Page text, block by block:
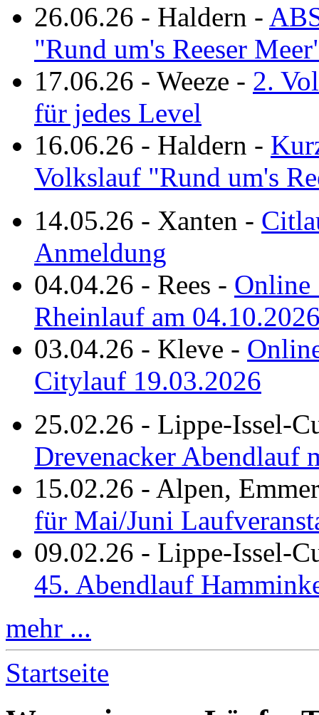
26.06.26 - Haldern -
"Rund um's Reeser
17.06.26 - Weeze - 2.
für jedes Level
16.06.26 - Haldern -
Volkslauf "Rund um's
14.05.26 - Xanten -
Anmeldung
04.04.26 - Rees - Online
Rheinlauf am
03.04.26 - Kleve -
Citylauf 19.03.2026
25.02.26 - Lippe-Issel-
Drevenacker Abendlauf
15.02.26 - Alpen,
für Mai/Juni
09.02.26 - Lippe-Issel-
45. Abendlauf
mehr ...
Startseite